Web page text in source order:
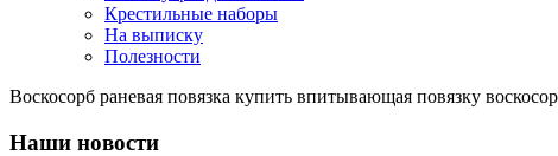
Крестильные наборы
На выписку
Полезности
Воскосорб раневая повязка купить впитывающая повязку
Наши новости